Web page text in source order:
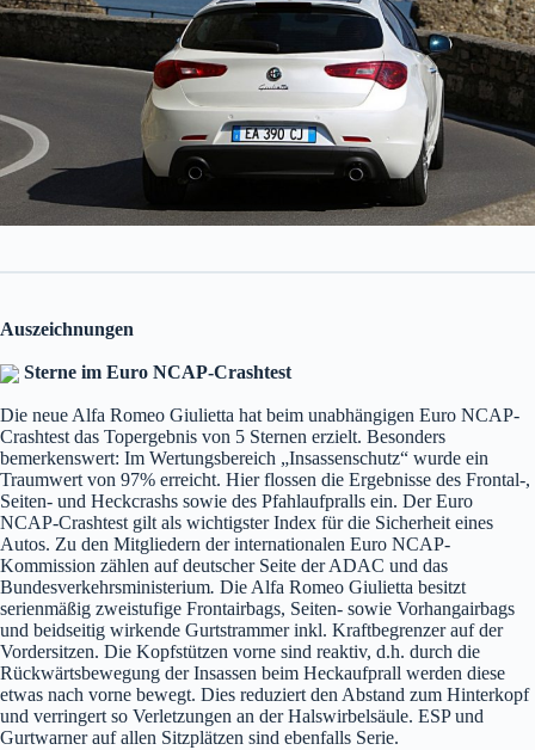
Auszeichnungen
Sterne im Euro NCAP-Crashtest
Die neue Alfa Romeo Giulietta hat beim unabhängigen Euro NCAP-
Crashtest das Topergebnis von 5 Sternen erzielt. Besonders
bemerkenswert: Im Wertungsbereich „Insassenschutz“ wurde ein
Traumwert von 97% erreicht. Hier flossen die Ergebnisse des Frontal-,
Seiten- und Heckcrashs sowie des Pfahlaufpralls ein. Der Euro
NCAP-Crashtest gilt als wichtigster Index für die Sicherheit eines
Autos. Zu den Mitgliedern der internationalen Euro NCAP-
Kommission zählen auf deutscher Seite der ADAC und das
Bundesverkehrsministerium. Die Alfa Romeo Giulietta besitzt
serienmäßig zweistufige Frontairbags, Seiten- sowie Vorhangairbags
und beidseitig wirkende Gurtstrammer inkl. Kraftbegrenzer auf der
Vordersitzen. Die Kopfstützen vorne sind reaktiv, d.h. durch die
Rückwärtsbewegung der Insassen beim Heckaufprall werden diese
etwas nach vorne bewegt. Dies reduziert den Abstand zum Hinterkopf
und verringert so Verletzungen an der Halswirbelsäule. ESP und
Gurtwarner auf allen Sitzplätzen sind ebenfalls Serie.